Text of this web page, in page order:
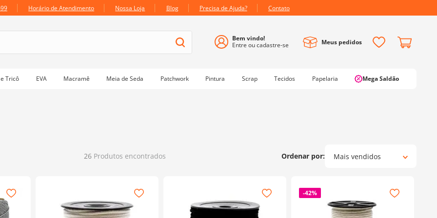
Horário de Atendimento Nossa Loja Blog Precisa de Ajuda? Contato
Meus pedidos
Tricô EVA Macramê Meia de Seda Patchwork Pintura Scrap Tecidos Papelaria Mega Saldão
26 Produtos Mais vendidos
-42%